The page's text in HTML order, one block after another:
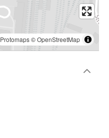
Protomaps©OpenStreetMap